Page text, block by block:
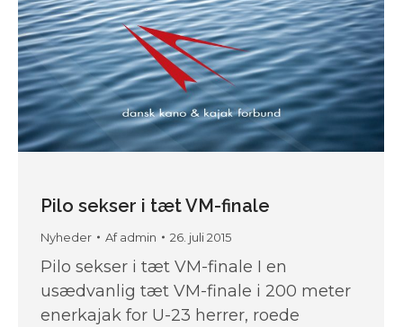
Pilo sekser i tæt VM-finale
Nyheder Afadmin 26. juli 2015
Pilo sekser i tæt VM-finale I en
usædvanlig tæt VM-finale i 200 meter
enerkajak for U-23 herrer, roede